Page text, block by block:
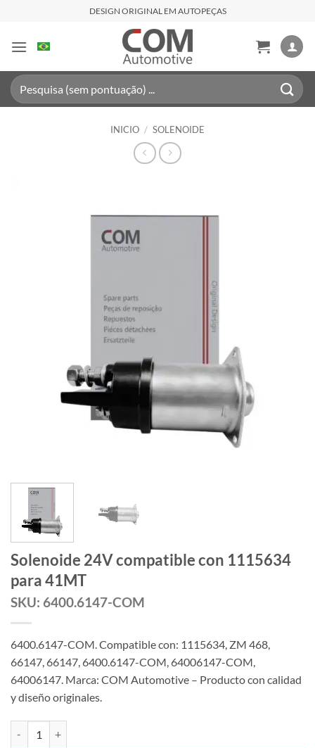
contenido
DESIGN ORIGINAL EM AUTOPEÇAS
Buscar
por:
INICIO / SOLENOIDE
Solenoide 24V compatible con 1115634
para 41MT
SKU: 6400.6147-COM
6400.6147-COM. Compatible con: 1115634, ZM 468,
66147, 66147, 6400.6147-COM, 64006147-COM,
64006147. Marca: COM Automotive – Producto con calidad
y diseño originales.